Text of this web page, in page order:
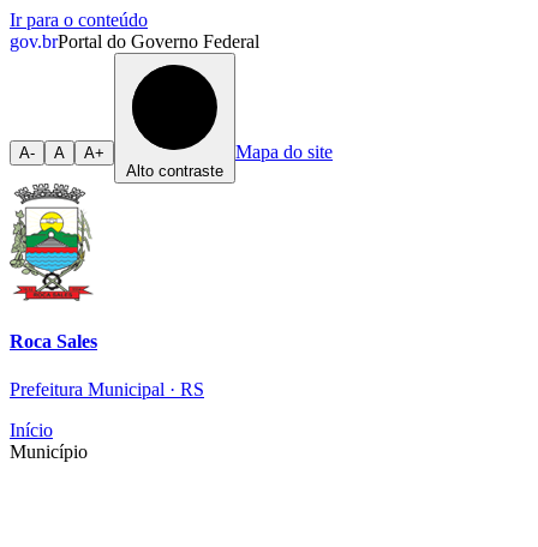
Ir para o conteúdo
gov.brPortal do Governo Federal
A- A
A+
Alto contraste
Mapa do site
Roca Sales
Prefeitura Municipal · RS
Início
Município